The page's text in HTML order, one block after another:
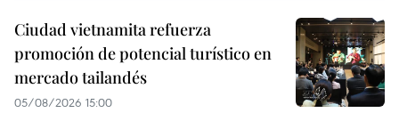
Ciudad vietnamita refuerza
promoción de potencial turístico en
mercado tailandés
05/08/2026 15:00